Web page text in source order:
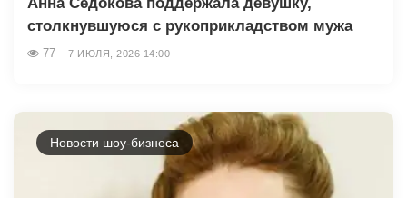
столкнувшуюся с рукоприкладством мужа
77 7 ИЮЛЯ, 2026 14:00
Новости шоу-бизнеса